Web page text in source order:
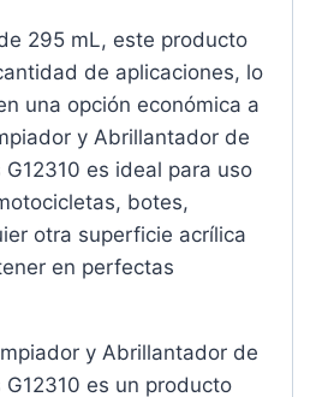
295 mL, este producto
de aplicaciones, lo
una opción económica a
y Abrillantador de
G12310 es ideal para uso
botes,
otra superficie acrílica
en perfectas
y Abrillantador de
G12310 es un producto